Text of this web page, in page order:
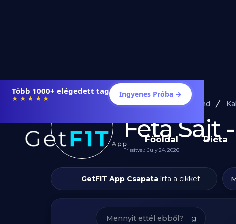
Étrendek, receptek és edzéstervek
★★★★★ Ingyenes Próba →
Főoldal Diéta
Diéta és Étrend
Feta Sajt
Frissítve.: July 24, 2026
GetFIT App Csapata írta a cikket.
g